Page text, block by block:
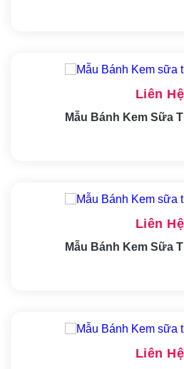
Liên Hệ
Mẫu Bánh Kem Sữa
Liên Hệ
Mẫu Bánh Kem Sữa
Liên Hệ